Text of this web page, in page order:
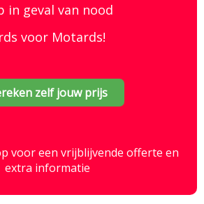
in geval van nood
voor Motards!
zelf jouw prijs
voor een vrijblijvende offerte en
extra informatie